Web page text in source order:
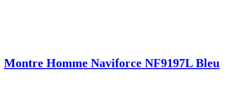
Montre Homme Naviforce NF9197L Bleu